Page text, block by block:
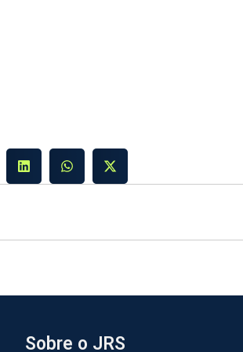
Sobre o JRS